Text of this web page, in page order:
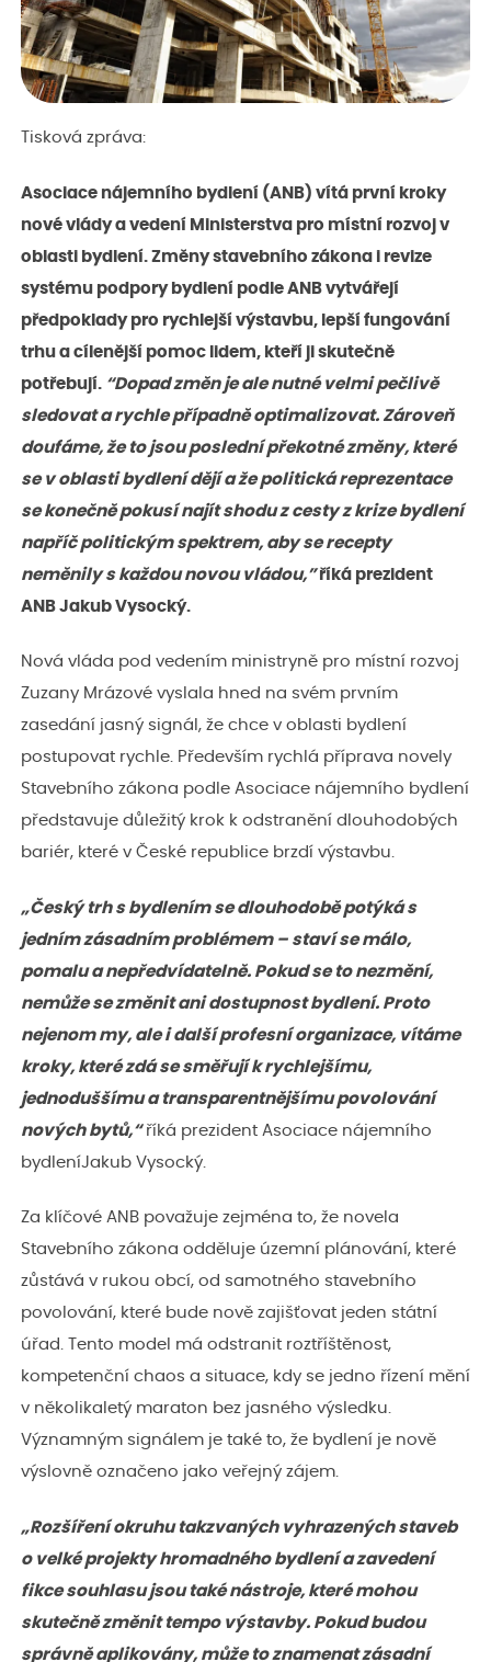
Tisková zpráva:
Asociace nájemního bydlení (ANB) vítá první kroky
nové vlády a vedení Ministerstva pro místní rozvoj v
oblasti bydlení. Změny stavebního zákona i revize
systému podpory bydlení podle ANB vytvářejí
předpoklady pro rychlejší výstavbu, lepší fungování
trhu a cílenější pomoc lidem, kteří ji skutečně
potřebují. “Dopad změn je ale nutné velmi pečlivě
sledovat a rychle případně optimalizovat. Zároveň
doufáme, že to jsou poslední překotné změny, které
se v oblasti bydlení dějí a že politická reprezentace
se konečně pokusí najít shodu z cesty z krize bydlení
napříč politickým spektrem, aby se recepty
neměnily s každou novou vládou,”říká prezident
ANB Jakub Vysocký.
Nová vláda pod vedením ministryně pro místní rozvoj
Zuzany Mrázové vyslala hned na svém prvním
zasedání jasný signál, že chce v oblasti bydlení
postupovat rychle. Především rychlá příprava novely
Stavebního zákona podle Asociace nájemního bydlení
představuje důležitý krok k odstranění dlouhodobých
bariér, které v České republice brzdí výstavbu.
„Český trh s bydlením se dlouhodobě potýká s
jedním zásadním problémem – staví se málo,
pomalu a nepředvídatelně. Pokud se to nezmění,
nemůže se změnit ani dostupnost bydlení. Proto
nejenom my, ale i další profesní organizace, vítáme
kroky, které zdá se směřují k rychlejšímu,
jednoduššímu a transparentnějšímu povolování
nových bytů,“říká prezident Asociace nájemního
bydleníJakub Vysocký.
Za klíčové ANB považuje zejména to, že novela
Stavebního zákona odděluje územní plánování, které
zůstává v rukou obcí, od samotného stavebního
povolování, které bude nově zajišťovat jeden státní
úřad. Tento model má odstranit roztříštěnost,
kompetenční chaos a situace, kdy se jedno řízení mění
v několikaletý maraton bez jasného výsledku.
Významným signálem je také to, že bydlení je nově
výslovně označeno jako veřejný zájem.
„Rozšíření okruhu takzvaných vyhrazených staveb
o velké projekty hromadného bydlení a zavedení
fikce souhlasu jsou také nástroje, které mohou
skutečně změnit tempo výstavby. Pokud budou
správně aplikovány, může to znamenat zásadní